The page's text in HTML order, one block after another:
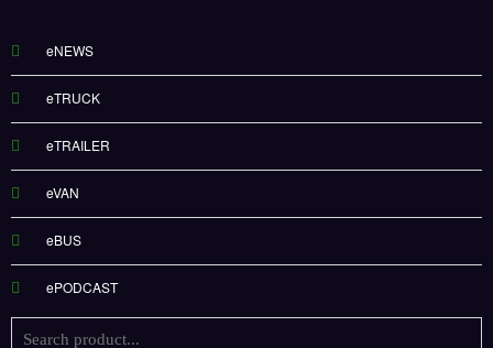
eNEWS
eTRUCK
eTRAILER
eVAN
eBUS
ePODCAST